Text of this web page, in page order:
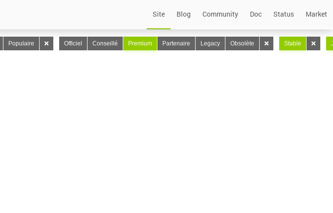
Site Blog Community Doc Status Market
Populaire Officiel Conseillé Premium Partenaire Legacy Obsolète Stable